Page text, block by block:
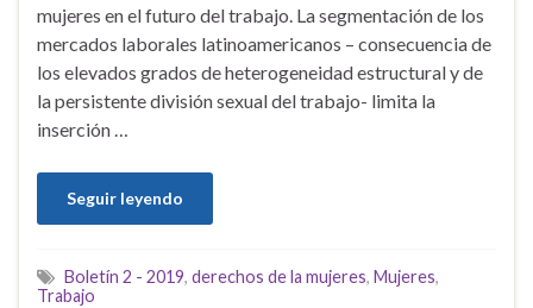
mujeres en el futuro del trabajo. La segmentación de los
mercados laborales latinoamericanos – consecuencia de
los elevados grados de heterogeneidad estructural y de
la persistente división sexual del trabajo- limita la
inserción …
Seguir leyendo
Boletín 2 - 2019, derechos de la mujeres, Mujeres,
Trabajo